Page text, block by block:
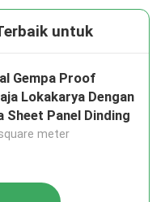
untuk
Gempa Proof
Lokakarya Dengan
Sheet Panel Dinding
meter